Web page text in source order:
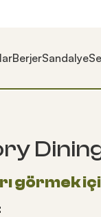
BerjerSandalye